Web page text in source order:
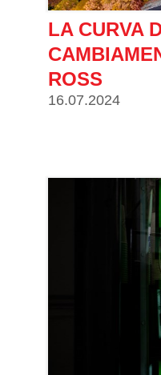
LA CURVA
ROSS
16.07.2024